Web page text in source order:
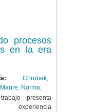
procesos
en la era
Chrobak,
Maure, Norma;
presenta
experiencia